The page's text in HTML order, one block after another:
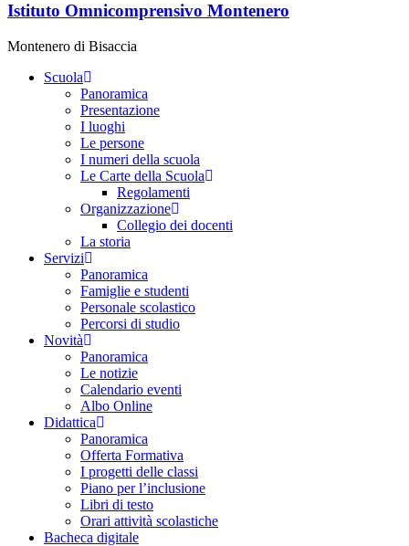
Istituto Omnicomprensivo Montenero
Montenero di Bisaccia
Scuola
Panoramica
Presentazione
I luoghi
Le persone
I numeri della scuola
Le Carte della Scuola
Regolamenti
Organizzazione
Collegio dei docenti
La storia
Servizi
Panoramica
Famiglie e studenti
Personale scolastico
Percorsi di studio
Novità
Panoramica
Le notizie
Calendario eventi
Albo Online
Didattica
Panoramica
Offerta Formativa
I progetti delle classi
Piano per l’inclusione
Libri di testo
Orari attività scolastiche
Bacheca digitale